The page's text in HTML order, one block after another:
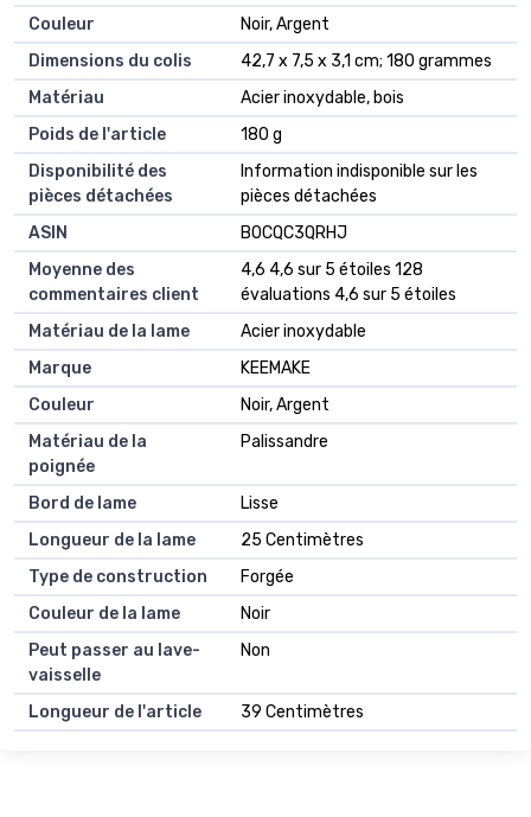
Couleur
‎Noir, Argent
Dimensions du colis
‎42,7 x 7,5 x 3,1 cm; 180 grammes
Matériau
‎Acier inoxydable, bois
Poids de l'article
‎180 g
Disponibilité des
pièces détachées
‎Information indisponible sur les
pièces détachées
ASIN
B0CQC3QRHJ
Moyenne des
commentaires client
4,6 4,6 sur 5 étoiles 128
évaluations 4,6 sur 5 étoiles
Matériau de la lame
Acier inoxydable
Marque
KEEMAKE
Couleur
Noir, Argent
Matériau de la
poignée
Palissandre
Bord de lame
Lisse
Longueur de la lame
25 Centimètres
Type de construction
Forgée
Couleur de la lame
Noir
Peut passer au lave-
vaisselle
Non
Longueur de l'article 39 Centimètres